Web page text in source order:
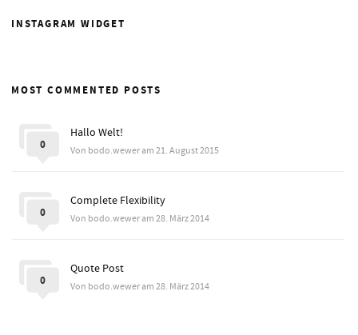
INSTAGRAM WIDGET
MOST COMMENTED POSTS
Hallo Welt!
Von bodo.wewer am 21. August 2015
0
Complete Flexibility
Von bodo.wewer am 28. März 2014
0
Quote Post
Von bodo.wewer am 28. März 2014
0